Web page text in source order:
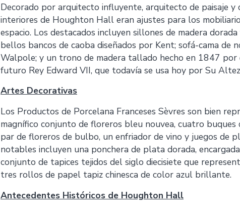
Decorado por arquitecto influyente, arquitecto de paisaje
interiores de Houghton Hall eran ajustes para los
espacio. Los destacados incluyen sillones de madera
bellos bancos de caoba diseñados por Kent; sofá-cama
Walpole; y un trono de madera tallado hecho en 1847 por
futuro Rey Edward VII, que todavía se usa hoy por Su
Artes Decorativas
Los Productos de Porcelana Franceses Sèvres son bien
magnífico conjunto de floreros bleu nouvea, cuatro
par de floreros de bulbo, un enfriador de vino y juegos de
notables incluyen una ponchera de plata dorada,
conjunto de tapices tejidos del siglo diecisiete que
tres rollos de papel tapiz chinesca de color azul brillante.
Antecedentes Históricos de Houghton Hall